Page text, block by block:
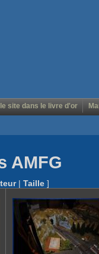
site dans le livre d'or
AMFG
| Taille ]